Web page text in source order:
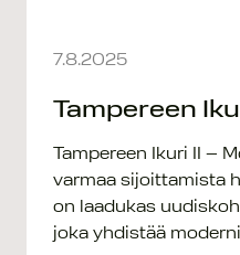
7.8.2025
Tampereen
Tampereen Ikuri II –
varmaa sijoittamista
on laadukas
joka yhdistää